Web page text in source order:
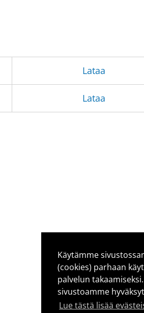
Käytämme
(cookies) parhaan
palvelun
sivustoamme
Lue tästä lisää
Lataa
Lataa